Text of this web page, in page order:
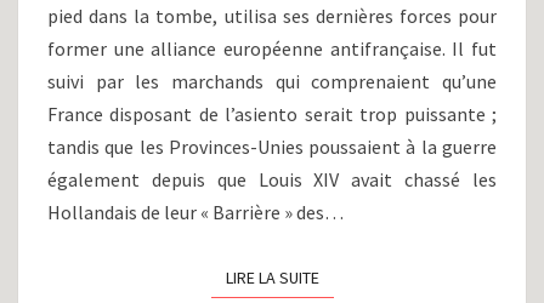
pied dans la tombe, utilisa ses dernières forces pour
former une alliance européenne antifrançaise. Il fut
suivi par les marchands qui comprenaient qu’une
France disposant de l’asiento serait trop puissante ;
tandis que les Provinces-Unies poussaient à la guerre
également depuis que Louis XIV avait chassé les
Hollandais de leur « Barrière » des…
LIRE LA SUITELIRE LA SUITE